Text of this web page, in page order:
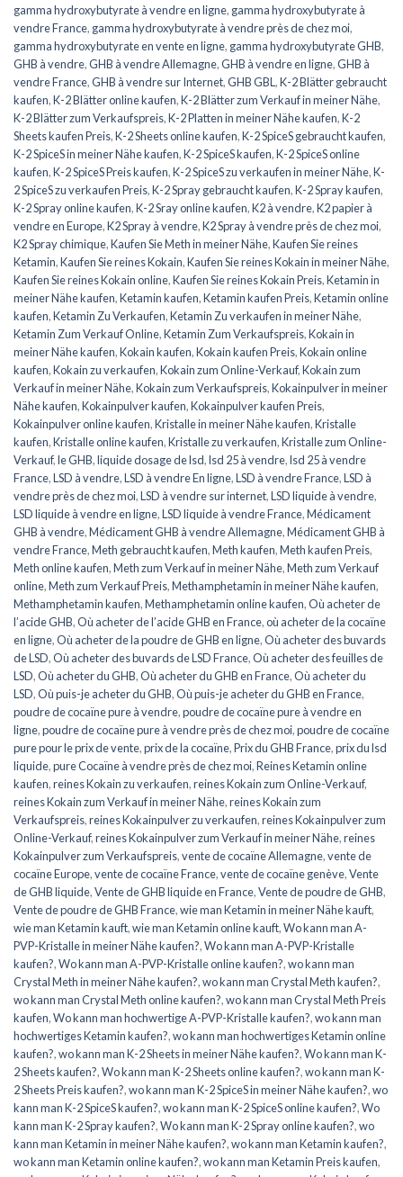
gamma hydroxybutyrate à vendre en ligne, gamma hydroxybutyrate à
vendre France, gamma hydroxybutyrate à vendre près de chez moi,
gamma hydroxybutyrate en vente en ligne, gamma hydroxybutyrate GHB,
GHB à vendre,GHB à vendre Allemagne,GHB à vendre en ligne,GHB à
vendre France,GHB à vendre sur Internet,GHB GBL ,K-2 Blätter gebraucht
kaufen,K-2 Blätter online kaufen,K-2 Blätter zum Verkauf in meiner Nähe,
K-2 Blätter zum Verkaufspreis,K-2 Platten in meiner Nähe kaufen,K-2
Sheets kaufen Preis,K-2 Sheets online kaufen,K-2 SpiceS gebraucht kaufen,
K-2 SpiceS in meiner Nähe kaufen,K-2 SpiceS kaufen,K-2 SpiceS online
kaufen,K-2 SpiceS Preis kaufen,K-2 SpiceS zu verkaufen in meiner Nähe,K-
2 SpiceS zu verkaufen Preis,K-2 Spray gebraucht kaufen,K-2 Spray kaufen,
K-2 Spray online kaufen,K-2 Sray online kaufen,K2 à vendre,K2 papier à
vendre en Europe,K2 Spray à vendre,K2 Spray à vendre près de chez moi,
K2 Spray chimique,Kaufen Sie Meth in meiner Nähe,Kaufen Sie reines
Ketamin,Kaufen Sie reines Kokain,Kaufen Sie reines Kokain in meiner Nähe,
Kaufen Sie reines Kokain online,Kaufen Sie reines Kokain Preis,Ketamin in
meiner Nähe kaufen,Ketamin kaufen,Ketamin kaufen Preis,Ketamin online
kaufen,Ketamin Zu Verkaufen,Ketamin Zu verkaufen in meiner Nähe,
Ketamin Zum Verkauf Online,Ketamin Zum Verkaufspreis,Kokain in
meiner Nähe kaufen,Kokain kaufen,Kokain kaufen Preis,Kokain online
kaufen,Kokain zu verkaufen,Kokain zum Online-Verkauf,Kokain zum
Verkauf in meiner Nähe,Kokain zum Verkaufspreis,Kokainpulver in meiner
Nähe kaufen,Kokainpulver kaufen,Kokainpulver kaufen Preis,
Kokainpulver online kaufen,Kristalle in meiner Nähe kaufen,Kristalle
kaufen,Kristalle online kaufen,Kristalle zu verkaufen,Kristalle zum Online-
Verkauf,le GHB,liquide dosage de lsd,lsd 25 à vendre,lsd 25 à vendre
France,LSD à vendre,LSD à vendre En ligne,LSD à vendre France,LSD à
vendre près de chez moi,LSD à vendre sur internet,LSD liquide à vendre,
LSD liquide à vendre en ligne,LSD liquide à vendre France,Médicament
GHB à vendre,Médicament GHB à vendre Allemagne,Médicament GHB à
vendre France,Meth gebraucht kaufen,Meth kaufen,Meth kaufen Preis,
Meth online kaufen,Meth zum Verkauf in meiner Nähe,Meth zum Verkauf
online,Meth zum Verkauf Preis,Methamphetamin in meiner Nähe kaufen,
Methamphetamin kaufen,Methamphetamin online kaufen,Où acheter de
l’acide GHB,Où acheter de l’acide GHB en France,où acheter de la cocaïne
en ligne,Où acheter de la poudre de GHB en ligne,Où acheter des buvards
de LSD,Où acheter des buvards de LSD France,Où acheter des feuilles de
LSD,Où acheter du GHB,Où acheter du GHB en France,Où acheter du
LSD,Où puis-je acheter du GHB,Où puis-je acheter du GHB en France,
poudre de cocaïne pure à vendre,poudre de cocaïne pure à vendre en
ligne,poudre de cocaïne pure à vendre près de chez moi,poudre de cocaïne
pure pour le prix de vente,prix de la cocaïne,Prix du GHB France,prix du lsd
liquide,pure Cocaïne à vendre près de chez moi,Reines Ketamin online
kaufen,reines Kokain zu verkaufen,reines Kokain zum Online-Verkauf,
reines Kokain zum Verkauf in meiner Nähe,reines Kokain zum
Verkaufspreis,reines Kokainpulver zu verkaufen,reines Kokainpulver zum
Online-Verkauf,reines Kokainpulver zum Verkauf in meiner Nähe,reines
Kokainpulver zum Verkaufspreis,vente de cocaïne Allemagne,vente de
cocaïne Europe,vente de cocaïne France,vente de cocaïne genève,Vente
de GHB liquide,Vente de GHB liquide en France,Vente de poudre de GHB,
Vente de poudre de GHB France,wie man Ketamin in meiner Nähe kauft,
wie man Ketamin kauft,wie man Ketamin online kauft,Wo kann man A-
PVP-Kristalle in meiner Nähe kaufen?,Wo kann man A-PVP-Kristalle
kaufen?,Wo kann man A-PVP-Kristalle online kaufen?,wo kann man
Crystal Meth in meiner Nähe kaufen?,wo kann man Crystal Meth kaufen?,
wo kann man Crystal Meth online kaufen?,wo kann man Crystal Meth Preis
kaufen,Wo kann man hochwertige A-PVP-Kristalle kaufen?,wo kann man
hochwertiges Ketamin kaufen?,wo kann man hochwertiges Ketamin online
kaufen?,wo kann man K-2 Sheets in meiner Nähe kaufen?,Wo kann man K-
2 Sheets kaufen?,Wo kann man K-2 Sheets online kaufen?,wo kann man K-
2 Sheets Preis kaufen?,wo kann man K-2 SpiceS in meiner Nähe kaufen?,wo
kann man K-2 SpiceS kaufen?,wo kann man K-2 SpiceS online kaufen?,Wo
kann man K-2 Spray kaufen?,Wo kann man K-2 Spray online kaufen?,wo
kann man Ketamin in meiner Nähe kaufen?,wo kann man Ketamin kaufen?,
wo kann man Ketamin online kaufen?,wo kann man Ketamin Preis kaufen,